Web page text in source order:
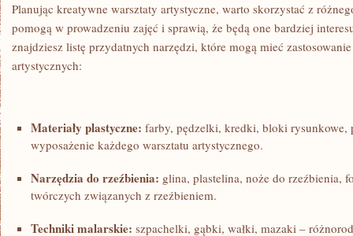
Planując kreatywne ⁢warsztaty artystyczne, ‍warto ‌skorzystać z
pomogą w prowadzeniu ⁣zajęć i sprawią, że będą one bardziej
znajdziesz listę przydatnych narzędzi, które mogą⁢ mieć
artystycznych:
Materiały plastyczne: farby, pędzelki, kredki, bloki rysunkowe,
wyposażenie każdego ⁢warsztatu artystycznego.
Narzędzia do rzeźbienia: glina, plastelina, noże do rzeźbienia,
twórczych związanych z rzeźbieniem.
Techniki malarskie: szpachelki, gąbki, wałki, mazaki –